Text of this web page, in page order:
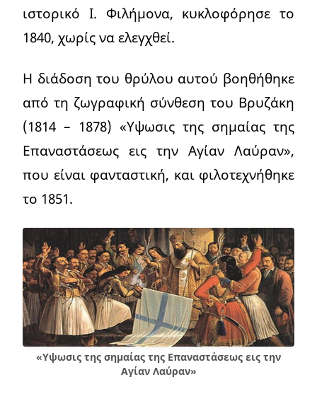
ιστορικό Ι. Φιλήμονα, κυκλοφόρησε το
1840, χωρίς να ελεγχθεί.
Η διάδοση του θρύλου αυτού βοηθήθηκε
από τη ζωγραφική σύνθεση του Βρυζάκη
(1814 – 1878) «Υψωσις της σημαίας της
Επαναστάσεως εις την Αγίαν Λαύραν»,
που είναι φανταστική, και φιλοτεχνήθηκε
το 1851.
«Υψωσις της σημαίας της Επαναστάσεως εις την
Αγίαν Λαύραν»